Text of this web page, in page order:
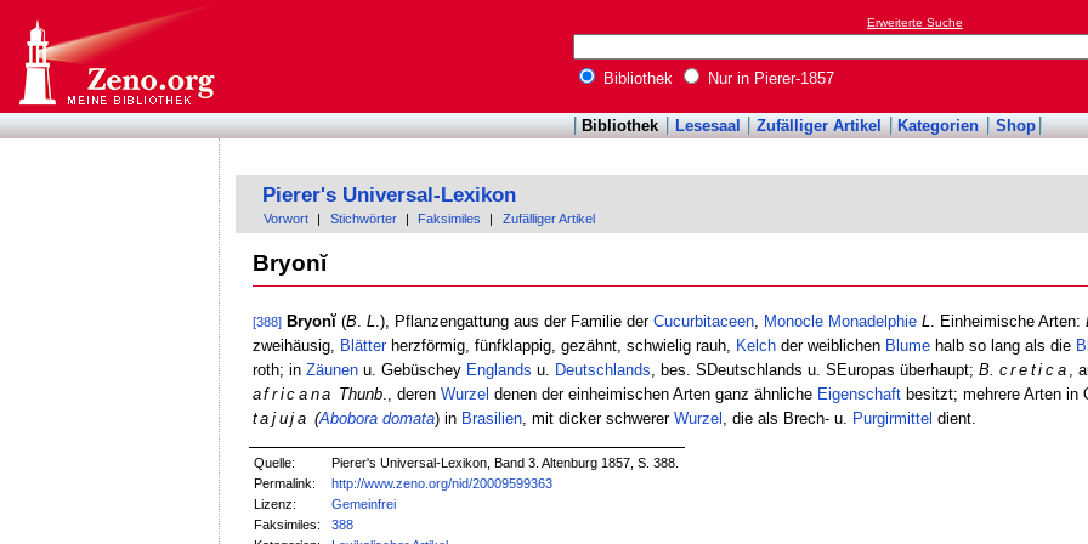
Erweiterte Suche
Bibliothek Nur in Pierer-1857
Bibliothek Lesesaal Zufälliger Artikel Kategorien Shop
Pierer's Universal-Lexikon
Vorwort Stichwörter Faksimiles Zufälliger Artikel
Bryonĭ
[388] Bryonĭ(B. L .), Pflanzengattung aus der Familie der Cucurbitaceen, Monocle Monadelphie L . Einheimische Arten:
zweihäusig,
Blätterherzförmig, fünfklappig, gezähnt, schwielig rauh, Kelchder weiblichen Blumehalb so lang als die
roth; in Zäunenu. Gebüschey Englands u. Deutschlands , bes. SDeutschlands u. SEuropas überhaupt; B. cretica
,
africana Thunb ., deren Wurzel denen der einheimischen Arten ganz ähnliche Eigenschaft besitzt; mehrere Arten
tajuja (Abobora domata) in Brasilien, mit dicker schwerer Wurzel , die als Brech- u. Purgirmittel dient.
Quelle:
Pierer's Universal-Lexikon, Band 3. Altenburg 1857, S. 388.
Permalink:
http://www.zeno.org/nid/20009599363
Lizenz:
Gemeinfrei
Faksimiles:
388